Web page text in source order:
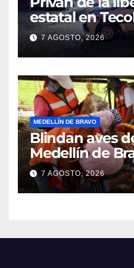
estatal en
despliegan
localizarlo
7 AGOSTO, 2026
MEDELLÍN DE BRAVO
Blindan aves
Medellín de
vacunación
Newcastle
7 AGOSTO, 2026